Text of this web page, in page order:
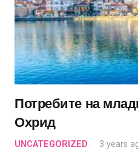
Потребите на
Охрид
UNCATEGORIZED 3 years